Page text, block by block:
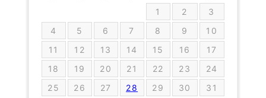
1 2
3
4
5 6 7 8 9
10
11
12 13 14 15 16
17
18
19 20 21 22 23
24
25
26 27 28 29 30
31